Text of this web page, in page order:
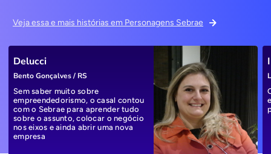
Veja essa e mais histórias em Personagens Sebrae
Delucci
Bento Gonçalves / RS
Sem saber muito sobre
empreendedorismo, o casal contou
com o Sebrae para aprender tudo
sobre o assunto, colocar o negócio
nos eixos e ainda abrir uma nova
empresa